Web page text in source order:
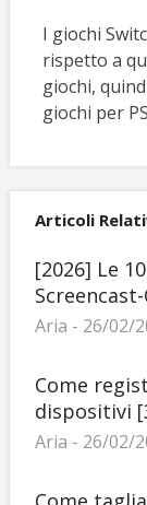
I giochi
rispetto a
giochi,
giochi per
Articoli
[2026] Le
Aria - 26/02/
Come
dispositivi
Aria - 26/02/